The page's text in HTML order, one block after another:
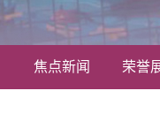
焦点新闻 荣誉